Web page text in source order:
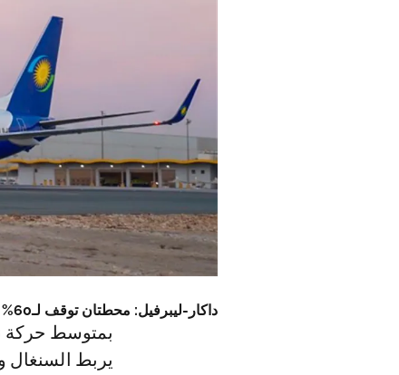
داكار-ليبرفيل: محطتان توقف لـ60% من الركاب
يربط السنغال